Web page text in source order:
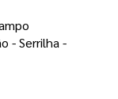
- Serrilha -